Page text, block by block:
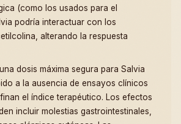
(como los usados para el
podría interactuar con los
alterando la respuesta
dosis máxima segura para Salvia
a la ausencia de ensayos clínicos
el índice terapéutico. Los efectos
incluir molestias gastrointestinales,